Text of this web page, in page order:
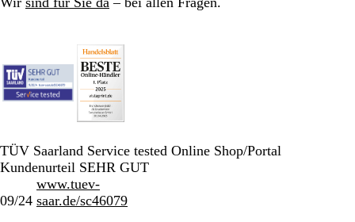
TÜV Saarland Service tested Online Shop/Portal
Kundenurteil SEHR GUT
09/24
www.tuev-
saar.de/sc46079